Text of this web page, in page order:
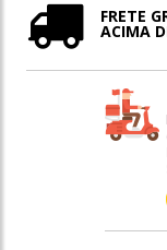
FRETE
ACIMA